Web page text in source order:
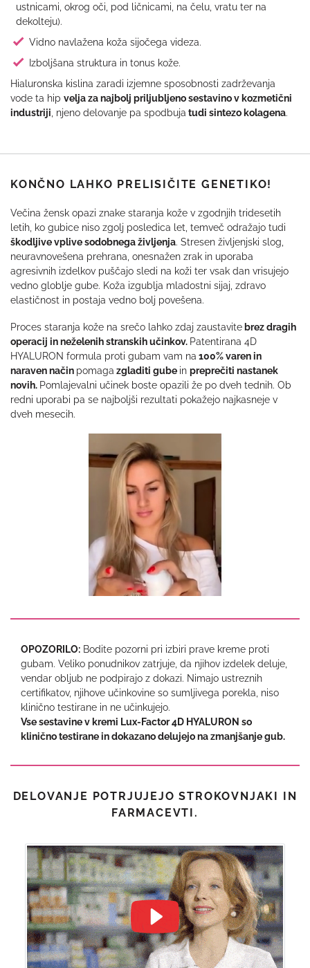
ustnicami, okrog oči, pod ličnicami, na čelu, vratu ter na
dekolteju).
Vidno navlažena koža sijočega videza.
Izboljšana struktura in tonus kože.
Hialuronska kislina zaradi izjemne sposobnosti zadrževanja
vode ta hip velja za najbolj priljubljeno sestavino v kozmetični
industriji , njeno delovanje pa spodbuja tudi sintezo kolagena.
KONČNO LAHKO PRELISIČITE GENETIKO!
Večina žensk opazi znake staranja kože v zgodnjih tridesetih
letih, ko gubice niso zgolj posledica let, temveč odražajo tudi
škodljive vplive sodobnega življenja. Stresen življenjski slog,
neuravnovešena prehrana, onesnažen zrak in uporaba
agresivnih izdelkov puščajo sledi na koži ter vsak dan vrisujejo
vedno globlje gube. Koža izgublja mladostni sijaj, zdravo
elastičnost in postaja vedno bolj povešena.
Proces staranja kože na srečo lahko zdaj zaustavitebrez dragih
operacij in neželenih stranskih učinkov. Patentirana 4D
HYALURON formula proti gubam vam na 100% varen in
naraven način pomaga zgladiti gube in preprečiti nastanek
novih. Pomlajevalni učinek boste opazili že po dveh tednih. Ob
redni uporabi pa se najboljši rezultati pokažejo najkasneje v
dveh mesecih.
OPOZORILO: Bodite pozorni pri izbiri prave kreme proti
gubam. Veliko ponudnikov zatrjuje, da njihov izdelek deluje,
vendar obljub ne podpirajo z dokazi. Nimajo ustreznih
certifikatov, njihove učinkovine so sumljivega porekla, niso
klinično testirane in ne učinkujejo.
Vse sestavine v kremi Lux-Factor 4D HYALURON so
klinično testirane in dokazano delujejo na zmanjšanje gub.
DELOVANJE POTRJUJEJO STROKOVNJAKI IN
FARMACEVTI.